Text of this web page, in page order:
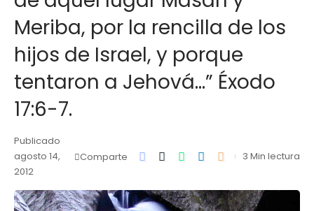
Meriba, por la rencilla de los
hijos de Israel, y porque
tentaron a Jehová…” Éxodo
17:6-7.
Publicado
agosto 14,
2012
Comparte 3 Min lectura